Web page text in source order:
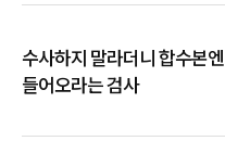
수사하지 말라더니 합수본엔
들어오라는 검사